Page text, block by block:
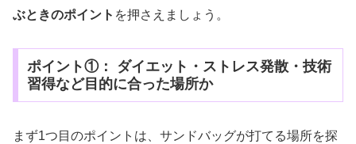
ぶときのポイント を押さえましょう。
ポイント①： ダイエット・ストレス発散・技術
習得など目的に合った場所か
まず1つ目のポイントは、サンドバッグが打てる場所を探